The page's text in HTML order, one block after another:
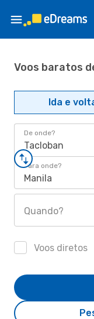
Voos baratos
Ida e
De onde?
Tacloban
Para onde?
Manila
Quando?
Voos diretos